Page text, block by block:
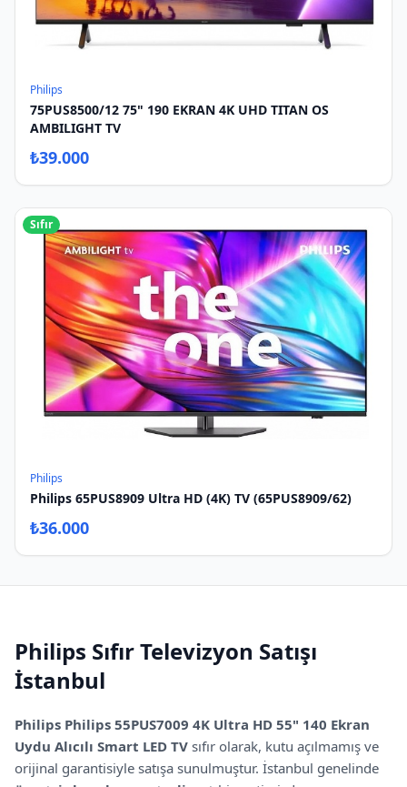
Philips
75PUS8500/12 75" 190 EKRAN 4K UHD TITAN OS
AMBILIGHT TV
₺39.000
Sıfır
Philips
Philips 65PUS8909 Ultra HD (4K) TV (65PUS8909/62)
₺36.000
Philips SıfırTelevizyon Satışı
İstanbul
Philips Philips 55PUS7009 4K Ultra HD 55" 140 Ekran
Uydu Alıcılı Smart LED TV sıfır olarak, kutu açılmamış ve
orijinal garantisiyle satışa sunulmuştur. İstanbul genelinde